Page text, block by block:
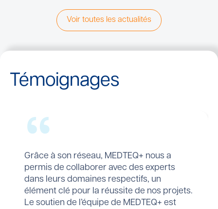
Voir toutes les actualités
Témoignages
Grâce à son réseau, MEDTEQ+ nous a
permis de collaborer avec des experts
dans leurs domaines respectifs, un
élément clé pour la réussite de nos projets.
Le soutien de l’équipe de MEDTEQ+ est